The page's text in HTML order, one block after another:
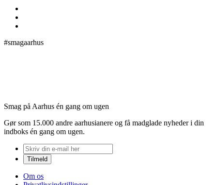
#smagaarhus
Smag på Aarhus én gang om ugen
Gør som 15.000 andre aarhusianere og få madglade nyheder i din
indboks én gang om ugen.
Om os